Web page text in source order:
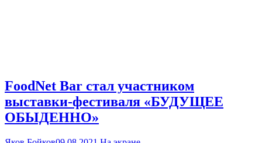
FoodNet Bar стал участником
выставки-фестиваля «БУДУЩЕЕ
ОБЫДЕННО»